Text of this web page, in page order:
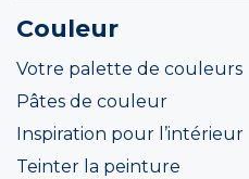
Couleur
Votre palette de couleurs
Pâtes de couleur
Inspiration pour l’intérieur
Teinter la peinture